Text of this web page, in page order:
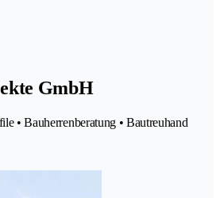
GmbH
• Bauherrenberatung • Bautreuhand